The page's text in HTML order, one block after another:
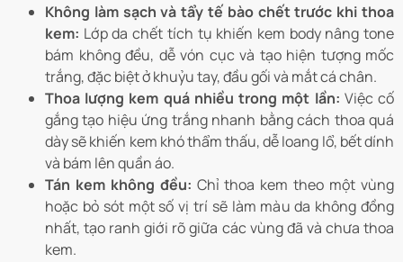
Không làm sạch và tẩy tế bào chết trước khi thoa
kem: Lớp da chết tích tụ khiến kem body nâng tone
bám không đều, dễ vón cục và tạo hiện tượng mốc
trắng, đặc biệt ở khuỷu tay, đầu gối và mắt cá chân.
Thoa lượng kem quá nhiều trong một lần: Việc cố
gắng tạo hiệu ứng trắng nhanh bằng cách thoa quá
dày sẽ khiến kem khó thẩm thấu, dễ loang lổ, bết dính
và bám lên quần áo.
Tán kem không đều: Chỉ thoa kem theo một vùng
hoặc bỏ sót một số vị trí sẽ làm màu da không đồng
nhất, tạo ranh giới rõ giữa các vùng đã và chưa thoa
kem.